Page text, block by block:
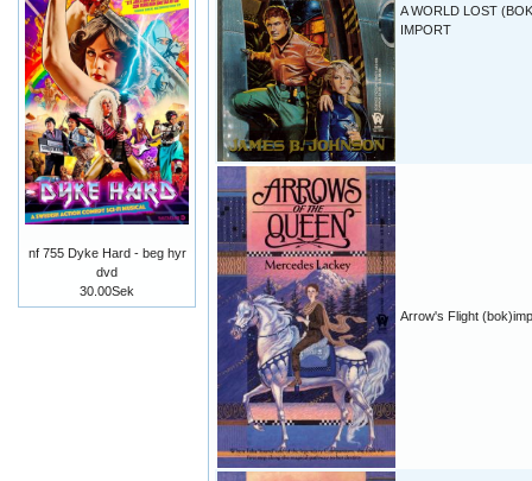
A WORLD LOST
IMPORT
Arrow's Flight
nf 755 Dyke Hard - beg hyr
dvd
30.00Sek